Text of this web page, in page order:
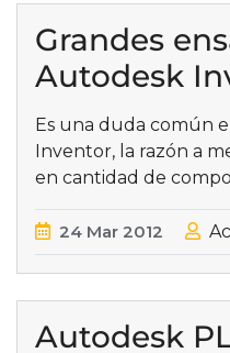
Grandes
Autodesk
Es una duda común
Inventor, la razón a
en cantidad de
24 Mar 2012
Autodesk